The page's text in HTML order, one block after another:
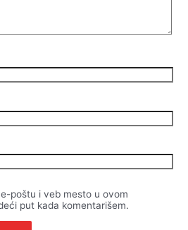
poštu i veb mesto u ovom
put kada komentarišem.